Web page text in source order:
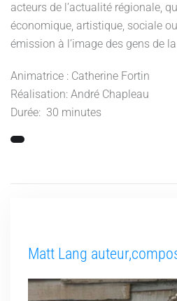
acteurs de l’actualité régionale,
économique, artistique, sociale
émission à l’image des gens de
Animatrice : Catherine Fortin
Réalisation: André Chapleau
Durée: 30 minutes
Matt Lang